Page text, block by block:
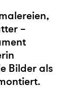
–
Bilder als